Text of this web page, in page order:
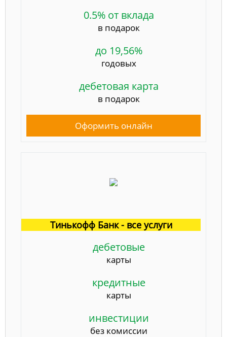
0.5% от вклада
в подарок
до 19,56%
годовых
дебетовая карта
в подарок
Оформить онлайн
Тинькофф Банк - все услуги
дебетовые
карты
кредитные
карты
инвестиции
без комиссии